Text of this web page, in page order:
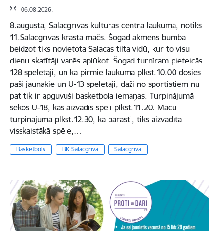
06.08.2026.
8.augustā, Salacgrīvas kultūras centra laukumā, notiks
11.Salacgrīvas krasta mačs. Šogad akmens bumba
beidzot tiks novietota Salacas tilta vidū, kur to visu
dienu skatītāji varēs aplūkot. Šogad turnīram pieteicās
128 spēlētāji, un kā pirmie laukumā plkst.10.00 dosies
paši jaunākie un U-13 spēlētāji, daži no sportistiem nu
pat tik ir apguvuši basketbola iemaņas. Turpinājumā
sekos U-18, kas aizvadīs spēli plkst.11.20. Maču
turpinājumā plkst.12.30, kā parasti, tiks aizvadīta
visskaistākā spēle,…
Basketbols BK Salacgrīva Salacgrīva